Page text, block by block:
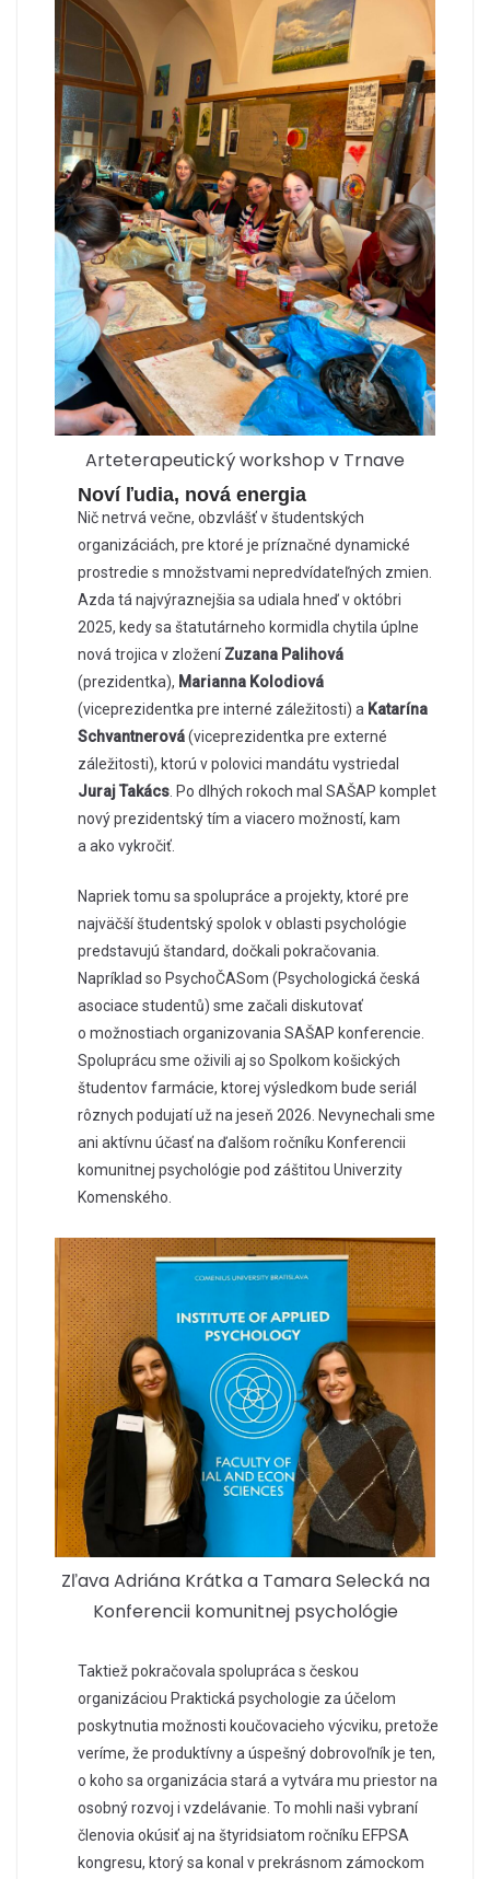
Arteterapeutický workshop v Trnave
Noví ľudia, nová energia
Nič netrvá večne, obzvlášť v študentských
organizáciách, pre ktoré je príznačné dynamické
prostredie s množstvami nepredvídateľných zmien.
Azda tá najvýraznejšia sa udiala hneď v októbri
2025, kedy sa štatutárneho kormidla chytila úplne
nová trojica v zloženíZuzana Palihová
(prezidentka), Marianna Kolodiová
(viceprezidentka pre interné záležitosti) a Katarína
Schvantnerová(viceprezidentka pre externé
záležitosti), ktorú v polovici mandátu vystriedal
Juraj Takács . Po dlhých rokoch mal SAŠAP komplet
nový prezidentský tím a viacero možností, kam
a ako vykročiť.
Napriek tomu sa spolupráce a projekty, ktoré pre
najväčší študentský spolok v oblasti psychológie
predstavujú štandard, dočkali pokračovania.
Napríklad so PsychoČASom (Psychologická česká
asociace studentů) sme začali diskutovať
o možnostiach organizovania SAŠAP konferencie.
Spoluprácu sme oživili aj so Spolkom košických
študentov farmácie, ktorej výsledkom bude seriál
rôznych podujatí už na jeseň 2026. Nevynechali sme
ani aktívnu účasť na ďalšom ročníku Konferencii
komunitnej psychológie pod záštitou Univerzity
Komenského.
Zľava Adriána Krátka a Tamara Selecká na
Konferencii komunitnej psychológie
Taktiež pokračovala spolupráca s českou
organizáciou Praktická psychologie za účelom
poskytnutia možnosti koučovacieho výcviku, pretože
veríme, že produktívny a úspešný dobrovoľník je ten,
o koho sa organizácia stará a vytvára mu priestor na
osobný rozvoj i vzdelávanie. To mohli naši vybraní
členovia okúsiť aj na štyridsiatom ročníku EFPSA
kongresu, ktorý sa konal v prekrásnom zámockom